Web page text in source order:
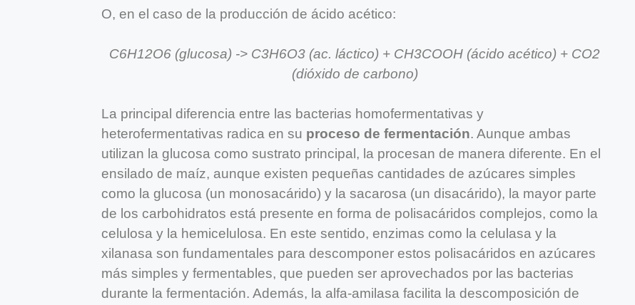
O, en el caso de la producción de ácido acético:
C6H12O6 (glucosa) -> C3H6O3 (ac. láctico) + CH3COOH (ácido acético) + CO2
(dióxido de carbono)
La principal diferencia entre las bacterias homofermentativas y
heterofermentativas radica en su proceso de fermentación. Aunque ambas
utilizan la glucosa como sustrato principal, la procesan de manera diferente. En el
ensilado de maíz, aunque existen pequeñas cantidades de azúcares simples
como la glucosa (un monosacárido) y la sacarosa (un disacárido), la mayor parte
de los carbohidratos está presente en forma de polisacáridos complejos, como la
celulosa y la hemicelulosa. En este sentido, enzimas como la celulasa y la
xilanasa son fundamentales para descomponer estos polisacáridos en azúcares
más simples y fermentables, que pueden ser aprovechados por las bacterias
durante la fermentación. Además, la alfa-amilasa facilita la descomposición de